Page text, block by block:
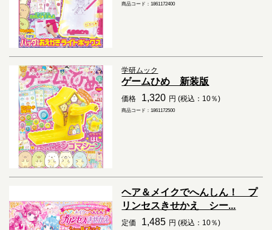
商品コード：1861172400
学研ムック
ゲームひめ 新装版
価格 1,320 円 (税込：10％)
商品コード：1861172500
ヘア＆メイクでへんしん！ プ
リンセスきせかえ シー...
定価 1,485 円 (税込：10％)